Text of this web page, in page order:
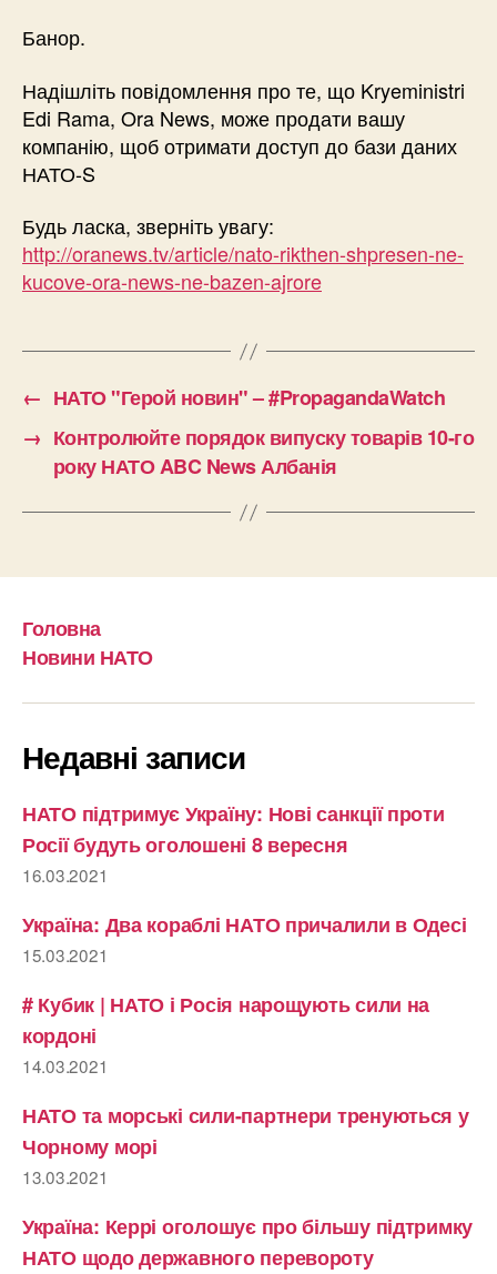
Банор.
Надішліть повідомлення про те, що Kryeministri
Edi Rama, Ora News, може продати вашу
компанію, щоб отримати доступ до бази даних
НАТО-S
Будь ласка, зверніть увагу:
http://oranews.tv/article/nato-rikthen-shpresen-ne-
kucove-ora-news-ne-bazen-ajrore
← НАТО "Герой новин" – #PropagandaWatch
→ Контролюйте порядок випуску товарів 10-го
року НАТО ABC News Албанія
Головна
Новини НАТО
Недавні записи
НАТО підтримує Україну: Нові санкції проти
Росії будуть оголошені 8 вересня
16.03.2021
Україна: Два кораблі НАТО причалили в Одесі
15.03.2021
# Кубик | НАТО і Росія нарощують сили на
кордоні
14.03.2021
НАТО та морські сили-партнери тренуються у
Чорному морі
13.03.2021
Україна: Керрі оголошує про більшу підтримку
НАТО щодо державного перевороту